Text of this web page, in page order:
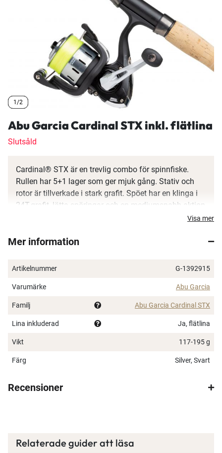
1/2
1/2
1/2
Abu Garcia Cardinal STX inkl. flätlina
Slutsåld
Cardinal® STX är en trevlig combo för spinnfiske.
Rullen har 5+1 lager som ger mjuk gång. Stativ och
rotor är tillverkade i stark grafit. Spöet har en klinga i
24T-grafit, lätta spöringar och en mediumsnabb aktion
som passar utmärkt till allroundfiske med olika sorters
det är enkelt att komma igång med fisket!
Mediumsnabb aktion
Delat korkhandtag
Krokhållare
5+1 lager
Visa mer
Mer information
Artikelnummer G-1392915
Varumärke Abu Garcia
Familj Abu Garcia Cardinal STX
Lina inkluderad Ja, flätlina
Vikt 117-195 g
Färg Silver, Svart
Recensioner
Relaterade guider att läsa